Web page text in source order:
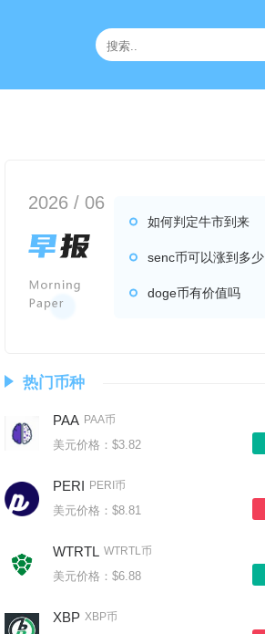
2026 / 06
如何判定牛市到来
senc币可以涨到多少
doge币有价值吗
热门币种
PAA PAA币
美元价格：$3.82
PERI PERI币
美元价格：$8.81
WTRTL WTRTL币
美元价格：$6.88
XBP XBP币